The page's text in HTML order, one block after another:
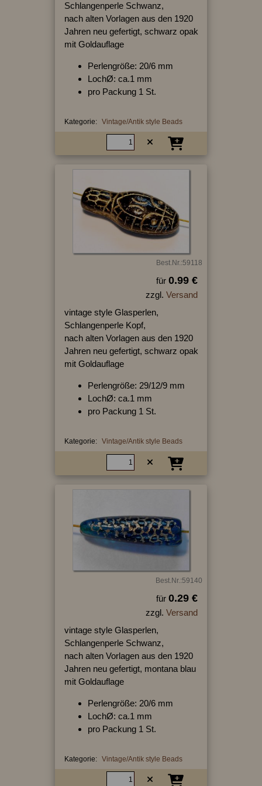
Schlangenperle Schwanz,
nach alten Vorlagen aus den 1920
Jahren neu gefertigt, schwarz opak
mit Goldauflage
Perlengröße: 20/6 mm
LochØ: ca.1 mm
pro Packung 1 St.
Kategorie: Vintage/Antik style Beads
Best.Nr.:59118
für 0.99 €
zzgl. Versand
vintage style Glasperlen,
Schlangenperle Kopf,
nach alten Vorlagen aus den 1920
Jahren neu gefertigt, schwarz opak
mit Goldauflage
Perlengröße: 29/12/9 mm
LochØ: ca.1 mm
pro Packung 1 St.
Kategorie: Vintage/Antik style Beads
Best.Nr.:59140
für 0.29 €
zzgl. Versand
vintage style Glasperlen,
Schlangenperle Schwanz,
nach alten Vorlagen aus den 1920
Jahren neu gefertigt, montana blau
mit Goldauflage
Perlengröße: 20/6 mm
LochØ: ca.1 mm
pro Packung 1 St.
Kategorie: Vintage/Antik style Beads